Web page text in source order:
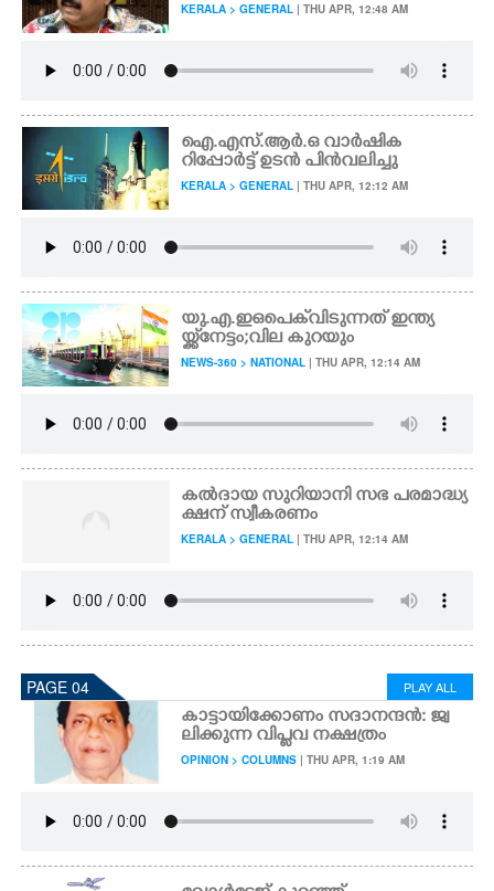
KERALA > GENERAL | THU APR, 12:48 AM
ഐ.എസ്.ആർ.ഒ വാർഷിക
റിപ്പോർട്ട് ഉടൻ പിൻവലിച്ചു
KERALA > GENERAL | THU APR, 12:12 AM
യു.എ.ഇ ഒപെക് വിടുന്നത് ഇന്ത്യ
യ്ക്ക് നേട്ടം;വില കുറയും
NEWS-360 > NATIONAL | THU APR, 12:14 AM
കൽദായ സുറിയാനി സഭ പരമാദ്ധ്യ
ക്ഷന് സ്വീകരണം
KERALA > GENERAL | THU APR, 12:14 AM
PAGE 04 PLAY ALL
കാട്ടായിക്കോണം സദാനന്ദൻ: ജ്വ
ലിക്കുന്ന വിപ്ളവ നക്ഷത്രം
OPINION > COLUMNS | THU APR, 1:19 AM